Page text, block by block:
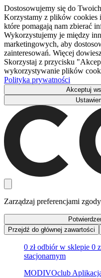
Dostosowujemy się do
Korzystamy z plików cookies
które pomagają nam zbierać
Wykorzystujemy je między
marketingowych, aby
zainteresowań. Więcej
Skorzystaj z przycisku
wykorzystywanie plików
Polityka prywatności
Akceptuj
Zarządzaj preferencjami zgody
Przejdź do głównej zawartości
0 zł odbiór w sklepie 0
stacjonarnym
MODIVOclub